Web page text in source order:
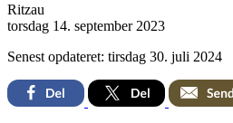
Ritzau
torsdag 14. september 2023
Senest opdateret: tirsdag 30. juli 2024
Facebook
Twitter Email